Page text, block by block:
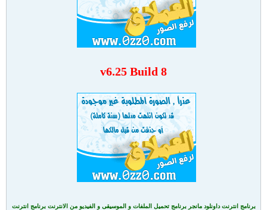
v6.25 Build 8
برنامج انترنت داونلود مانجر برنامج تحميل الملفات و الموسيقى و الفيديو من الانترنت برنامج انترنت